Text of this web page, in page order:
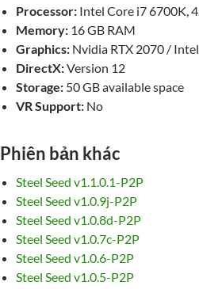
Processor: Intel Core i7 6700K,
Memory: 16 GB RAM
Graphics: Nvidia RTX 2070 /
DirectX:Version 12
Storage: 50 GB available space
VR Support: No
Phiên bản khác
Steel Seed v1.1.0.1-P2P
Steel Seed v1.0.9j-P2P
Steel Seed v1.0.8d-P2P
Steel Seed v1.0.7c-P2P
Steel Seed v1.0.6-P2P
Steel Seed v1.0.5-P2P